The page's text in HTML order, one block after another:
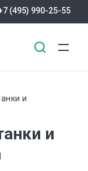
(495) 990-25-55
и
и